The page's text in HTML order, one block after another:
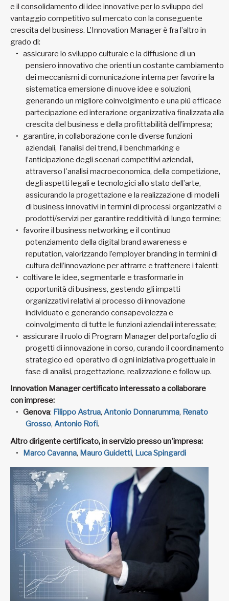
e il consolidamento di idee innovative per lo sviluppo del
vantaggio competitivo sul mercato con la conseguente
crescita del business. L'Innovation Manager è fra l’altro in
grado di:
assicurare lo sviluppo culturale e la diffusione di un
pensiero innovativo che orienti un costante cambiamento
dei meccanismi di comunicazione interna per favorire la
sistematica emersione di nuove idee e soluzioni,
generando un migliore coinvolgimento e una più efficace
partecipazione ed interazione organizzativa finalizzata alla
crescita del business e della profittabilità dell’impresa;
garantire, in collaborazione con le diverse funzioni
aziendali, l’analisi dei trend, il benchmarking e
l’anticipazione degli scenari competitivi aziendali,
attraverso l'analisi macroeconomica, della competizione,
degli aspetti legali e tecnologici allo stato dell’arte,
assicurando la progettazione e la realizzazione di modelli
di business innovativi in termini di processi organizzativi e
prodotti/servizi per garantire redditività di lungo termine;
favorire il business networking e il continuo
potenziamento della digital brand awareness e
reputation, valorizzando l’employer branding in termini di
cultura dell’innovazione per attrarre e trattenere i talenti;
coltivare le idee, segmentarle e trasformarle in
opportunità di business, gestendo gli impatti
organizzativi relativi al processo di innovazione
individuato e generando consapevolezza e
coinvolgimento di tutte le funzioni aziendali interessate;
assicurare il ruolo di Program Manager del portafoglio di
progetti di innovazione in corso, curando il coordinamento
strategico ed operativo di ogni iniziativa progettuale in
fase di analisi, progettazione, realizzazione e follow up.
Innovation Manager certificato interessato a collaborare
con imprese:
Genova: Filippo Astrua, Antonio Donnarumma, Renato
Grosso, Antonio Rofi.
Altro dirigente certificato, in servizio presso un'impresa:
Marco Cavanna, Mauro Guidetti, Luca Spingardi